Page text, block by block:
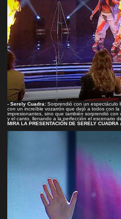
- Serely Cuadra: Sorprendió con un espectáculo
con un increíble vozarrón que dejó a todos con
impresionantes, sino que también sorprendió
y el canto, llenando a la perfección el escenario
MIRA LA PRESENTACIÓN DE SERELY CUADRA